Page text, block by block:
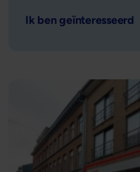
Ik ben geïnteresseerd